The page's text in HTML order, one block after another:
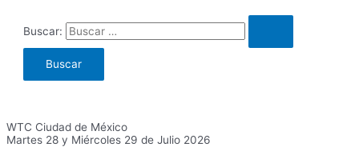
Buscar:
WTC Ciudad de México
Martes 28 y Miércoles 29 de Julio 2026